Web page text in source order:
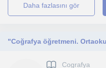
daha fazlasını gör
Cografya